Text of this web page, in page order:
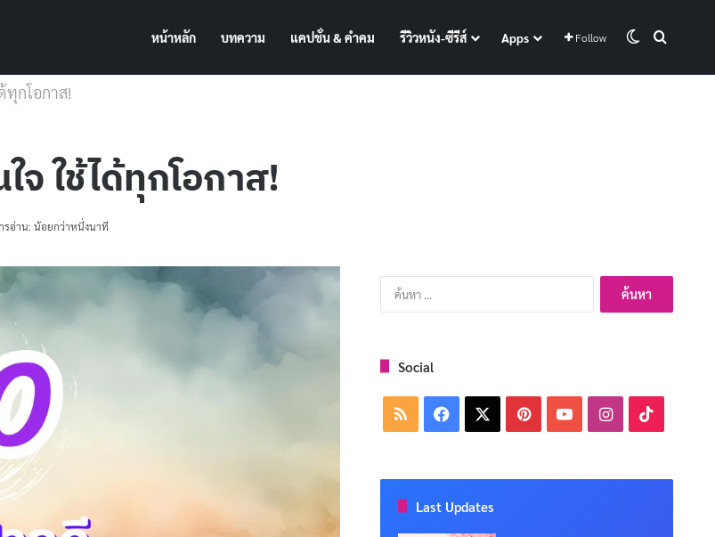
หน้าหลัก บทความ แคปชั่น & คำคม รีวิวหนัง-ซีรีส์ Apps Follow Switch skin
ทุกโอกาส!
จ ใช้ได้ทุกโอกาส!
ารอ่าน: น้อยกว่าหนึ่งนาที
ค้นหา
สำหรับ:
Social
RSS Facebook PinterestYouTubeInstagram
Last Updates